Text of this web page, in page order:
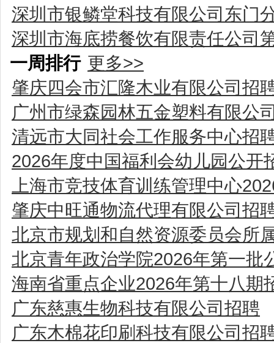
深圳市银鳞堂科技有限公司东门
深圳市海底捞餐饮有限责任公司
一周排行 更多>>
肇庆四会市汇隆木业有限公司招
广州市绿森园林五金塑料有限公
清远市大同社会工作服务中心招
2026年度中国福利会幼儿园公开
上海市竞技体育训练管理中心
肇庆中旺通物流代理有限公司招
北京市规划和自然资源委员会所
北京青年政治学院2026年第一批
海南省重点企业2026年第十八期
广东慈惠生物科技有限公司招聘
广东木棉花印刷科技有限公司招